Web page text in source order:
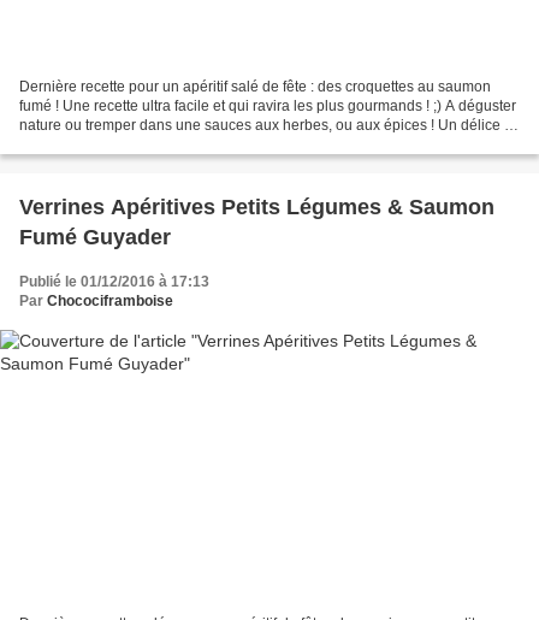
Dernière recette pour un apéritif salé de fête : des croquettes au saumon
fumé ! Une recette ultra facile et qui ravira les plus gourmands ! ;) A déguster
nature ou tremper dans une sauces aux herbes, ou aux épices ! Un délice !
Verrines Apéritives Petits Légumes & Saumon
Fumé Guyader
Publié le 01/12/2016 à 17:13
Par Chocociframboise